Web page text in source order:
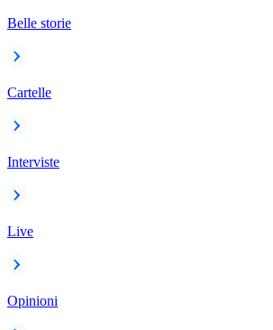
Belle storie
Cartelle
Interviste
Live
Opinioni